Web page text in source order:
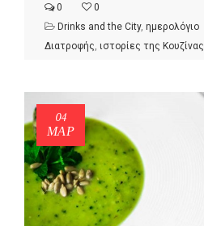
0
0
Drinks and the City, ημερολόγιο
Διατροφής ιστορίες της Κουζίνας
04
ΜΑΡ